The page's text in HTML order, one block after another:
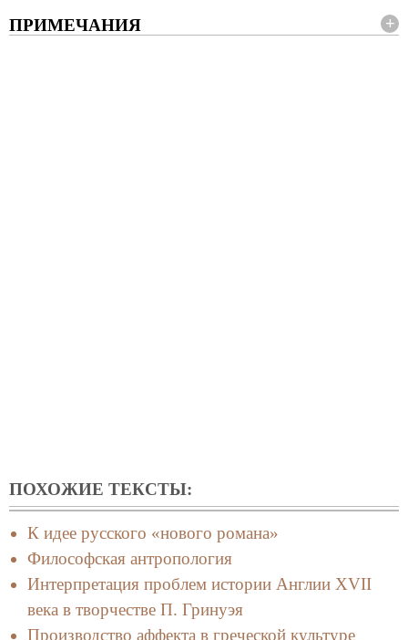
ПРИМЕЧАНИЯ
ПОХОЖИЕ ТЕКСТЫ:
К идее русского «нового романа»
Философская антропология
Интерпретация проблем истории Англии XVII
века в творчестве П. Гринуэя
Производство аффекта в греческой культуре